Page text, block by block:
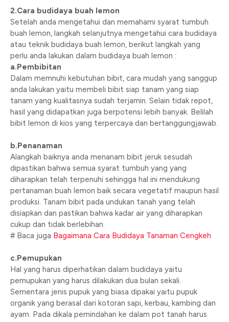
2.Cara budidaya buah lemon
Setelah anda mengetahui dan memahami syarat tumbuh
buah lemon, langkah selanjutnya mengetahui cara budidaya
atau teknik budidaya buah lemon, berikut langkah yang
perlu anda lakukan dalam budidaya buah lemon :
a.Pembibitan
Dalam memnuhi kebutuhan bibit, cara mudah yang sanggup
anda lakukan yaitu membeli bibit siap tanam yang siap
tanam yang kualitasnya sudah terjamin. Selain tidak repot,
hasil yang didapatkan juga berpotensi lebih banyak. Belilah
bibit lemon di kios yang terpercaya dan bertanggungjawab.
b.Penanaman
Alangkah baiknya anda menanam bibit jeruk sesudah
dipastikan bahwa semua syarat tumbuh yang yang
diharapkan telah terpenuhi sehingga hal ini mendukung
pertanaman buah lemon baik secara vegetatif maupun hasil
produksi. Tanam bibit pada undukan tanah yang telah
disiapkan dan pastikan bahwa kadar air yang diharapkan
cukup dan tidak berlebihan.
# Baca juga Bagaimana Cara Budidaya Tanaman Cengkeh
c.Pemupukan
Hal yang harus diperhatikan dalam budidaya yaitu
pemupukan yang harus dilakukan dua bulan sekali.
Sementara jenis pupuk yang biasa dipakai yaitu pupuk
organik yang berasal dari kotoran sapi, kerbau, kambing dan
ayam. Pada dikala pemindahan ke dalam pot tanah harus